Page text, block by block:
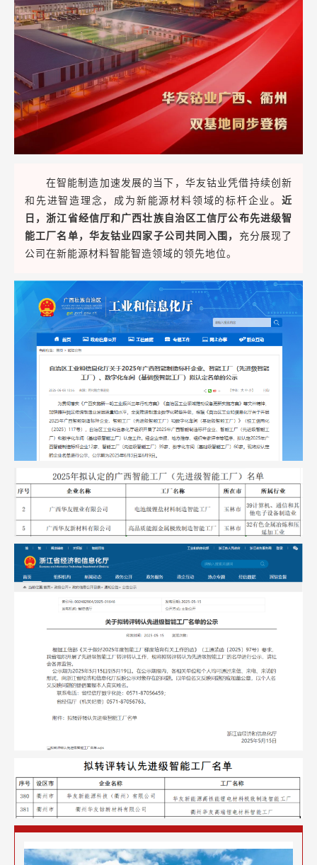
在智能制造加速发展的当下，华友钴业凭借持续创新
和先进智造理念，成为新能源材料领域的标杆企业。 近
日，浙江省经信厅和广西壮族自治区工信厅公布先进级智
能工厂名单，华友钴业四家子公司共同入围， 充分展现了
公司在新能源材料智能智造领域的领先地位。